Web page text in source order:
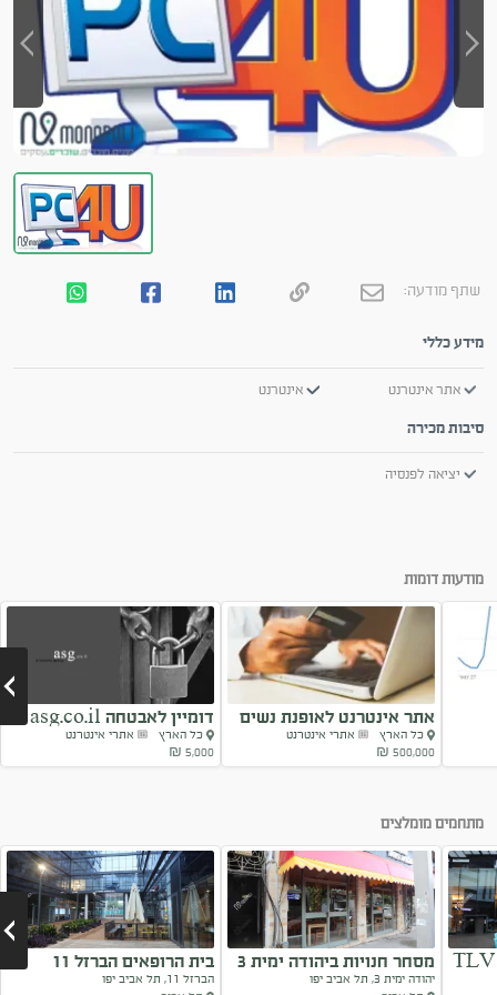
שתף מודעה:
מידע כללי
אתר אינטרנט אינטרנט
סיבות מכירה
יציאה לפנסיה
מודעות דומות
אתר אינטרנט לאופנת נשים
פעיל
כל הארץ
אתרי אינטרנט
500,000 ₪
דומיין לאבטחה asg.co.il
כל הארץ
אתרי אינטרנט
5,000 ₪
מתחמים מומלצים
מסחר חנויות ביהודה ימית 3
יהודה ימית 3, תל אביב יפו
בית הרופאים הברזל 11
הברזל 11, תל אביב יפו